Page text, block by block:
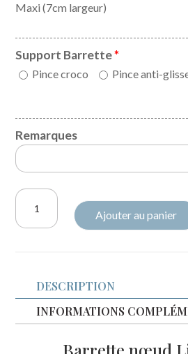
Maxi (7cm largeur)
Support Barrette*
Pince croco Pince anti-
Remarques
quantité
Betsy
Ajouter au panier
DESCRIPTION
INFORMATIONS